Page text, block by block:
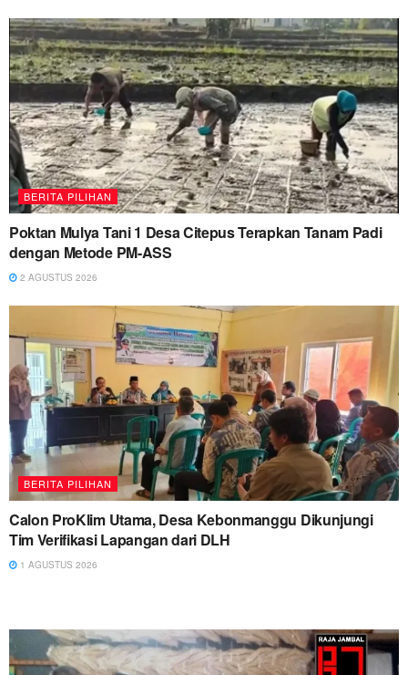
BERITA PILIHAN
Poktan Mulya Tani 1 Desa Citepus Terapkan Tanam Padi
dengan Metode PM-ASS
2 AGUSTUS 2026
BERITA PILIHAN
Calon ProKlim Utama, Desa Kebonmanggu Dikunjungi
Tim Verifikasi Lapangan dari DLH
1 AGUSTUS 2026